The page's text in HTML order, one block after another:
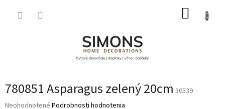
780851 Asparagus zelený 20cm 30539
Priemerné
Neohodnotené Podrobnosti hodnotenia